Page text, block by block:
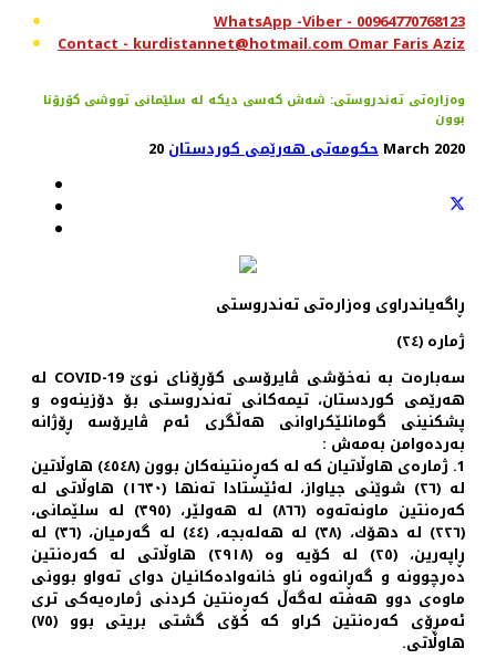
WhatsApp -Viber - 00964770768123
Contact - kurdistannet@hotmail.com Omar Faris Aziz
وەزارەتی تەندروستی: شەش كەسی دیكە لە سلێمانی تووشی كۆرۆنا
بوون
حکومەتی هەرێمی کوردستان 20 March 2020
ڕاگەیاندراوی وەزارەتی تەندروستی
ژمارە (٢٤)
سەبارەت بە نەخۆشی ڤایرۆسی کۆڕۆنای نوێ COVID-19 لە
هەرێمی کوردستان، تیمەکانی تەندروستی بۆ دۆزینەوە و
پشکنینی گومانلێکراوانی هەڵگری ئەم ڤایرۆسە ڕۆژانە
بەردەوامن بەمەش :
1. ژمارەی هاوڵاتیان کە لە کەڕەنتینەکان بوون (٤٥٤٨) هاوڵاتین
لە (٢٦) شوێنی جیاواز، لەئێستادا تەنها (١٦٣٠) هاوڵاتی لە
کەرەنتین ماونەتەوە (٨٦٦) لە هەولێر، (٣٩٥) لە سلێمانی،
(٢٢٦) لە دهۆك، (٣٨) لە هەلەبجە، (٤٤) لە گەرمیان، (٣٦) لە
ڕاپەرین، (٢٥) لە کۆیە وە (٢٩١٨) هاوڵاتی لە کەرەنتین
دەرچوونە و گەڕانەوە ناو خانەوادەکانیان دوای تەواو بوونی
ماوەی دوو هەفتە لەگەڵ کەڕەنتین کردنی ژمارەیەکی تری
ئەمڕۆی کەرەنتین کراو کە کۆی گشتی بریتی بوو (٧٥)
هاوڵاتی.